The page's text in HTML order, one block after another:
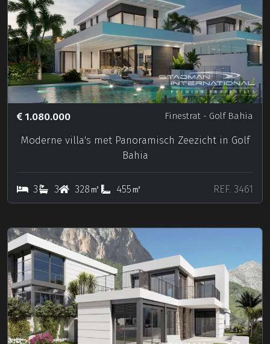
1.080.000 Finestrat - Golf Bahia
Moderne villa's met Panoramisch Zeezicht in Golf
Bahia
3 3 328㎡ 455㎡ REF. 3461